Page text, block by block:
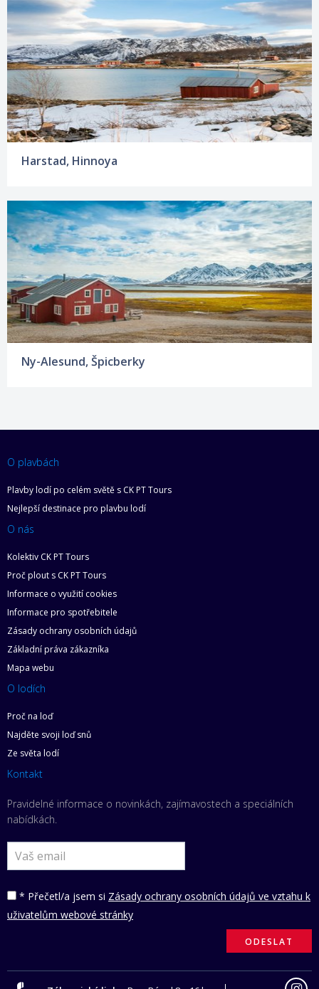
Harstad, Hinnoya
Ny-Alesund, Špicberky
O plavbách
Plavby lodí po celém světě s CK PT Tours
Nejlepší destinace pro plavbu lodí
O nás
Kolektiv CK PT Tours
Proč plout s CK PT Tours
Informace o využití cookies
Informace pro spotřebitele
Zásady ochrany osobních údajů
Základní práva zákazníka
Mapa webu
O lodích
Proč na loď
Najděte svoji loď snů
Ze světa lodí
Kontakt
Pravidelné informace o novinkách, zajímavostech a speciálních
nabídkách.
* Přečetl/a jsem si Zásady ochrany osobních údajů ve vztahu k
uživatelům webové stránky